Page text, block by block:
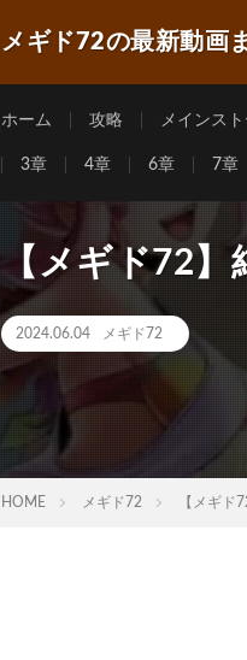
メギド72の最新動画
ホーム 攻略 メインス
3章 4章 6章 7章
【メギド72】
2024.06.04 メギド72
HOME メギド72 【メギド